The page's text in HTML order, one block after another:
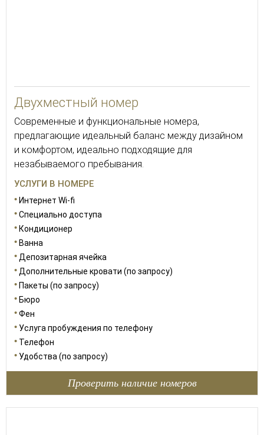
Двухместный номер
Современные и функциональные номера,
предлагающие идеальный баланс между дизайном
и комфортом, идеально подходящие для
незабываемого пребывания.
УСЛУГИ В НОМЕРЕ
Интернет Wi-fi
Специально доступа
Кондиционер
Ванна
Депозитарная ячейка
Дополнительные кровати (по запросу)
Пакеты (по запросу)
Бюро
Фен
Услуга пробуждения по телефону
Телефон
Удобства (по запросу)
Проверить наличие номеров